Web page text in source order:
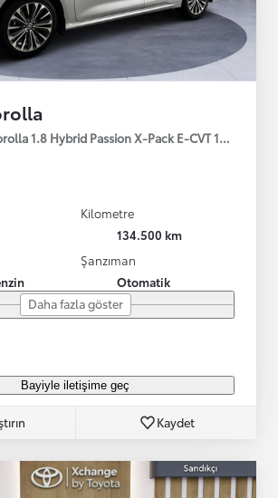
1.8 Hybrid Passion X-Pack E-CVT 140HP
Kilometre
134.500 km
Şanzıman
Otomatik
Daha fazla göster
Bayiyle iletişime geç
Kaydet